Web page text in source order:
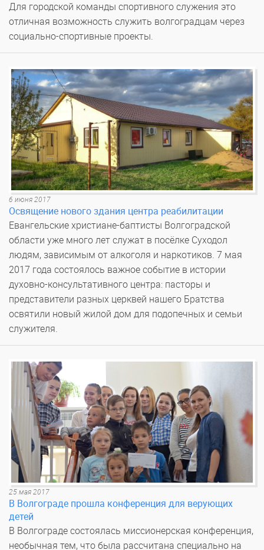
Для городской команды спортивного служения это
отличная возможность служить волгоградцам через
социально-спортивные проекты.
6 июня 2017
Освящение нового здания центра реабилитации
Евангельские христиане-баптисты Волгоградской
области уже много лет служат в посёлке Суходол
людям, зависимым от алкоголя и наркотиков. 7 мая
2017 года состоялось важное событие в истории
духовно-консультативного центра: пасторы и
представители разных церквей нашего Братства
освятили новый жилой дом для подопечных и семьи
служителя.
25 мая 2017
В Волгограде прошла конференция для верующих
детей
В Волгограде состоялась миссионерская конференция,
необычная тем, что была рассчитана специально на